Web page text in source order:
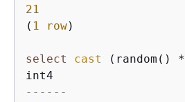
21
( 1 row)
select cast (random() *
------